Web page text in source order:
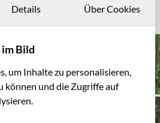
Details Über Cookies
im Bild
um Inhalte zu personalisieren,
können und die Zugriffe auf